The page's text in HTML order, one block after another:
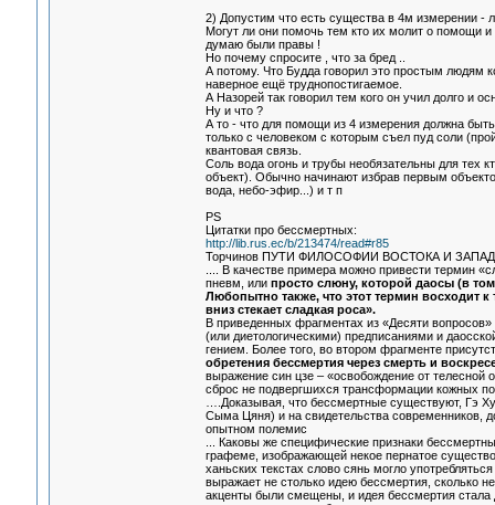
2) Допустим что есть существа в 4м измерении -
Могут ли они помочь тем кто их молит о помощи и
думаю были правы !
Но почему спросите , что за бред ..
А потому. Что Будда говорил это простым людям
наверное ещё труднопостигаемое.
А Назорей так говорил тем кого он учил долго и
Ну и что ?
А то - что для помощи из 4 измерения должна
только с человеком с которым съел пуд соли
квантовая связь.
Соль вода огонь и трубы необязательны для тех
объект). Обычно начинают избрав первым
вода, небо-эфир...) и т п
PS
Цитатки про бессмертных:
http://lib.rus.ec/b/213474/read#r85
Торчинов ПУТИ ФИЛОСОФИИ ВОСТОКА И ЗАПАДА
.... В качестве примера можно привести термин
пневм, или просто слюну, которой даосы (в
Любопытно также, что этот термин восходит
вниз стекает сладкая роса».
В приведенных фрагментах из «Десяти
(или диетологическими) предписаниями и
гением. Более того, во втором фрагменте
обретения бессмертия через смерть и
выражение син цзе – «освобождение от телесной
сброс не подвергшихся трансформации кожных
….Доказывая, что бессмертные существуют, Гэ
Сыма Цяня) и на свидетельства современников,
опытном полемис
... Каковы же специфические признаки
графеме, изображающей некое пернатое
ханьских текстах слово сянь могло
выражает не столько идею бессмертия, сколько
акценты были смещены, и идея бессмертия стала